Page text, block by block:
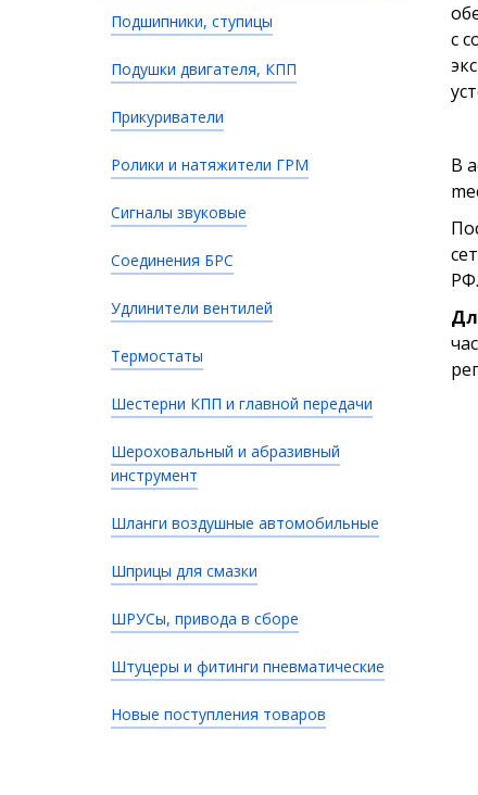
Подшипники, ступицы
Подушки двигателя, КПП
Прикуриватели
Ролики и натяжители ГРМ
Сигналы звуковые
Соединения БРС
Удлинители вентилей
Термостаты
Шестерни КПП и главной передачи
Шероховальный и абразивный
инструмент
Шланги воздушные автомобильные
Шприцы для смазки
ШРУСы, привода в сборе
Штуцеры и фитинги пневматические
Новые поступления товаров
с
В